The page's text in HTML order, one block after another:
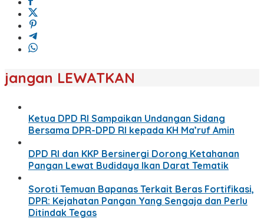
jangan LEWATKAN
Ketua DPD RI Sampaikan Undangan Sidang
Bersama DPR-DPD RI kepada KH Ma’ruf Amin
DPD RI dan KKP Bersinergi Dorong Ketahanan
Pangan Lewat Budidaya Ikan Darat Tematik
Soroti Temuan Bapanas Terkait Beras Fortifikasi,
DPR: Kejahatan Pangan Yang Sengaja dan Perlu
Ditindak Tegas